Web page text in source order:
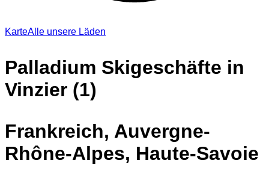
KarteAlle unsere Läden
Palladium Skigeschäfte in
Vinzier (1)
Frankreich, Auvergne-
Rhône-Alpes, Haute-Savoie